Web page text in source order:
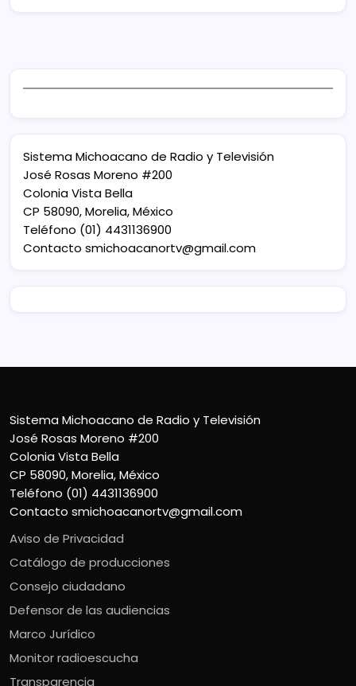
Sistema Michoacano de Radio y Televisión
José Rosas Moreno #200
Colonia Vista Bella
CP 58090, Morelia, México
Teléfono (01) 4431136900
Contacto smichoacanortv@gmail.com
Sistema Michoacano de Radio y Televisión
José Rosas Moreno #200
Colonia Vista Bella
CP 58090, Morelia, México
Teléfono (01) 4431136900
Contacto smichoacanortv@gmail.com
Aviso de Privacidad
Catálogo de producciones
Consejo ciudadano
Defensor de las audiencias
Marco Jurídico
Monitor radioescucha
Transparencia